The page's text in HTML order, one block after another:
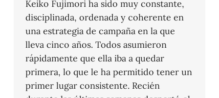
Keiko Fujimori ha sido muy constante,
disciplinada, ordenada y coherente en
una estrategia de campaña en la que
lleva cinco años. Todos asumieron
rápidamente que ella iba a quedar
primera, lo que le ha permitido tener un
primer lugar consistente. Recién